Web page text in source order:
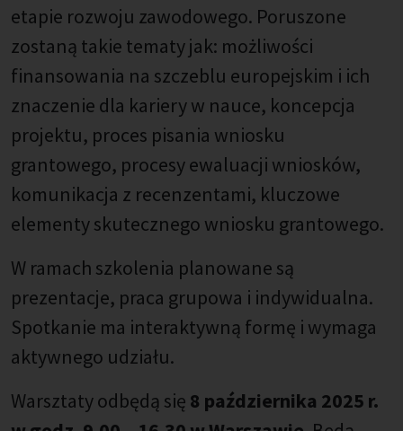
etapie rozwoju zawodowego. Poruszone
zostaną takie tematy jak: możliwości
finansowania na szczeblu europejskim i ich
znaczenie dla kariery w nauce, koncepcja
projektu, proces pisania wniosku
grantowego, procesy ewaluacji wniosków,
komunikacja z recenzentami, kluczowe
elementy skutecznego wniosku grantowego.
W ramach szkolenia planowane są
prezentacje, praca grupowa i indywidualna.
Spotkanie ma interaktywną formę i wymaga
aktywnego udziału.
Warsztaty odbędą się 8 października 2025 r.